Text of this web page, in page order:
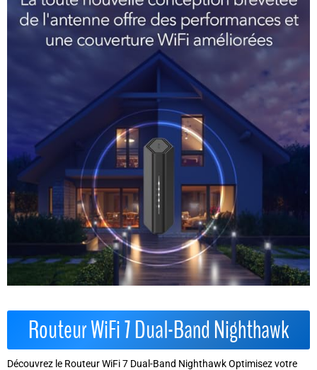
Routeur WiFi 7 Dual-Band Nighthawk
Découvrez le Routeur WiFi 7 Dual-Band Nighthawk Optimisez votre